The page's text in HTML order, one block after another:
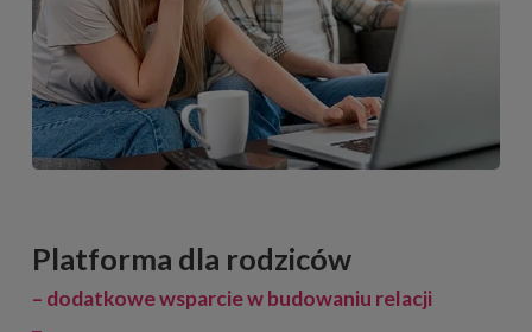
Platforma dla rodziców
– dodatkowe wsparcie w budowaniu relacji